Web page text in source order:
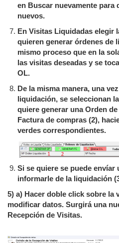
en Buscar nuevamente para
nuevos.
En Visitas Liquidadas elegir
quieren generar órdenes de
mismo proceso que en la
las visitas deseadas y se
OL.
De la misma manera, una
liquidación, se seleccionan
quiere generar una Orden
Factura de compras (2),
verdes correspondientes.
Si se quiere se puede
informarle de la liquidación
5) a) Hacer doble click sobre la
modificar datos. Surgirá una
Recepción de Visitas.